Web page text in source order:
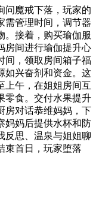
魔戒下落，玩家的
需管理时间，调节器
。接着，购买瑜伽服
房间进行瑜伽提升心
间，领取房间箱子福
如兴奋剂和资金。这
上午，在姐姐房间互
零食。交付水果提升
房对话恭维妈妈，下
妈妈后提供水杯和防
反思、温泉与姐姐聊
束首日，玩家堕落